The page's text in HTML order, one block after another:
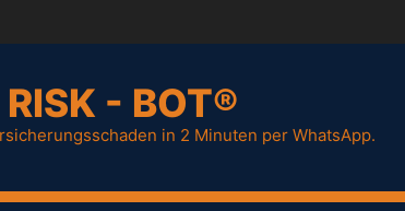
RISK - BOT®
in 2 Minuten per WhatsApp.